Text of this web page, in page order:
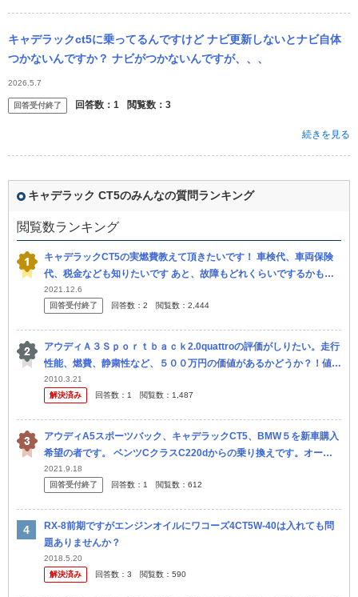
キャデラックct5に乗ってるんですけど ナビ更新しないとナビ自体
つかないんですか？ ナビがつかないんですが、、、
2026.5.7
回答受付終了 回答数： 1 閲覧数： 3
続きを見る
キャデラック CT5のみんなの質問ランキング
閲覧数ランキング
キャデラックCT5の実燃費教えて頂きたいです！ 車検代、車両保険
代、税金なども知りたいです あと、故障もどれくらいでするかもし
りたいです
2021.12.6
回答受付終了
回答数： 2 閲覧数： 2,444
アウディＡ３Ｓｐｏｒｔｂａｃｋ2.0quattroの評価がしりたい。走行
性能、燃費、静粛性など、５００万円の価値があるかどうか？！値引
き等も考えて、実際はどのくらいの値段になるのでしょうか ボル...
2010.3.21
解決済み
回答数： 1 閲覧数： 1,487
アウディA5スポーツバック、キャデラックCT5、BMW５を新車購入
希望の者です。 ベンツCクラスC220dからの乗り換えです。オーナ
ー様に聞きたいのですが、年間維持費ってどれぐらいかかります
か？...
2021.9.18
回答受付終了
回答数： 1 閲覧数： 612
RX-8前期ですがエンジンオイルにワコーズ4CT5W-40は入れても問
題ありませんか？
2018.5.20
解決済み
回答数： 3 閲覧数： 590